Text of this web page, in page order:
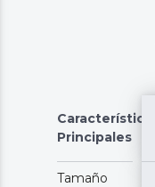
Características
Principales
Tamaño